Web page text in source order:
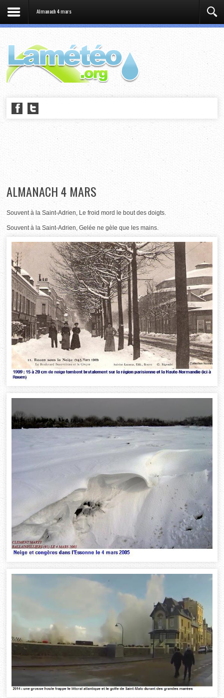
Almanach 4 mars
ALMANACH 4 MARS
Souvent à la Saint-Adrien, Le froid mord le bout des doigts.
Souvent à la Saint-Adrien, Gelée ne gèle que les mains.